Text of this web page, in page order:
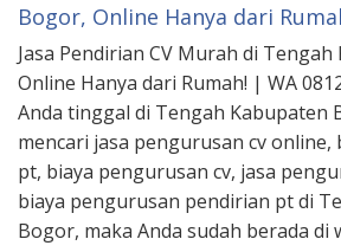
Bogor, Online Hanya dari
Jasa Pendirian CV Murah di
Online Hanya dari Rumah! | WA
Anda tinggal di Tengah Kabupaten
mencari jasa pengurusan cv
pt, biaya pengurusan cv, jasa
biaya pengurusan pendirian pt di
Bogor, maka Anda sudah berada di